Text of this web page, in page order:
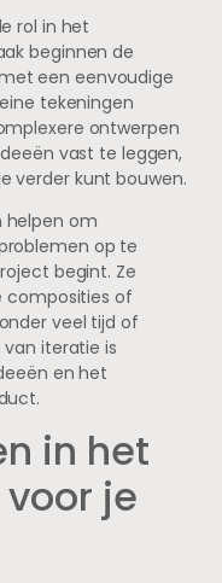
rol in het
beginnen de
een eenvoudige
tekeningen
ontwerpen
vast te leggen,
verder kunt bouwen.
helpen om
op te
begint. Ze
composities of
veel tijd of
iteratie is
en het
in het
je